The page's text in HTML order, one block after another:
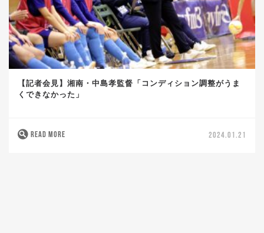
【記者会見】湘南・中島孝監督「コンディション調整がうま
くできなかった」
READ MORE 2024.01.21